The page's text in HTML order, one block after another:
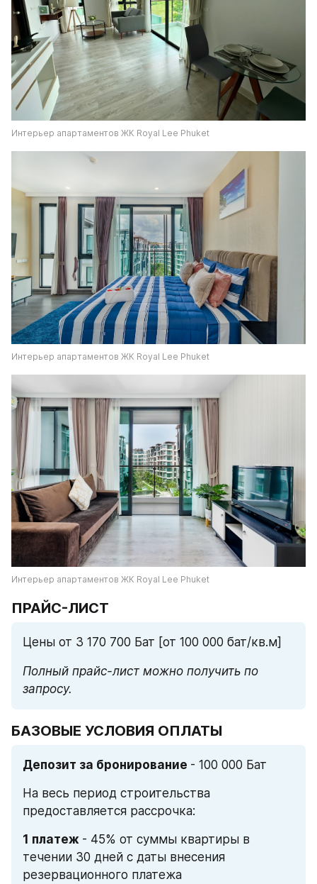
Интерьер апартаментов ЖК Royal Lee Phuket
Интерьер апартаментов ЖК Royal Lee Phuket
Интерьер апартаментов ЖК Royal Lee Phuket
ПРАЙС-ЛИСТ
Цены от 3 170 700 Бат [от 100 000 бат/кв.м]
Полный прайс-лист можно получить по
запросу.
БАЗОВЫЕ УСЛОВИЯ ОПЛАТЫ
Депозит за бронирование - 100 000 Бат
На весь период строительства
предоставляется рассрочка:
1 платеж - 45% от суммы квартиры в
течении 30 дней с даты внесения
резервационного платежа